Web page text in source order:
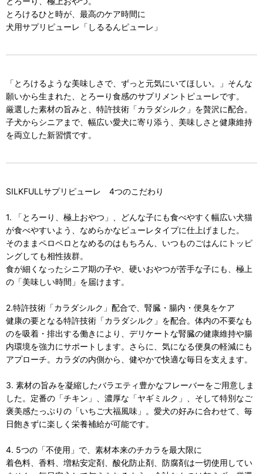
とろけるひと時が、最高のケア時間に
犬用サプリピューレ「しるるんピューレ」
「とろけるような美味しさで、ずっと元気にいてほしい。」そんな
願いから生まれた、とろーり食感のサプリメントピューレです。
厳選した素材の旨みと、特許技術「カラダシルク」を贅沢に配合。
子犬からシニアまで、幅広い愛犬に寄り添う、美味しさと健康維持
を両立した新習慣です。
SILKFULLサプリピューレ 4つのこだわり
1. 「とろーり、極上おやつ」、どんな子にも食べやすく幅広い犬猫
が食べやすいよう、なめらかなピューレタイプに仕上げました。
そのままペロペロとなめるのはもちろん、いつものごはんにトッピ
ングしても相性抜群。
食が細くなったシニア期の子や、硬いおやつが苦手な子にも、極上
の「美味しい時間」を届けます。
2.特許技術「カラダシルク」配合で、腎臓・腸内・便臭をケア
健康の要となる特許技術「カラダシルク」を配合。体内の不要なも
のを吸着・排出する働きにより、デリケートな腎臓の健康維持や腸
内環境を強力にサポートします。さらに、気になる便臭の軽減にも
アプローチ。カラダの内側から、健やかで快適な毎日を支えます。
3. 素材の旨みを凝縮したバラエティ豊かなフレーバーをご用意しま
した。定番の「チキン」、濃厚な「ヤギミルク」、そして特別なご
褒美感たっぷりの「いちご大福風味」。愛犬の好みに合わせて、毎
日飽きずに楽しく栄養補給が可能です。
4. 5つの「不使用」で、素材本来のチカラを最大限に
着色料、香料、増粘安定剤、酸化防止剤、防腐剤は一切使用してい